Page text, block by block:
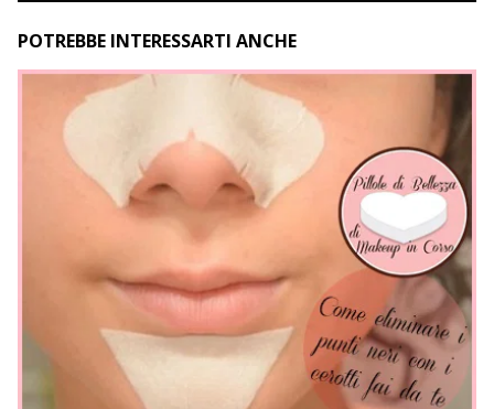
POTREBBE INTERESSARTI ANCHE